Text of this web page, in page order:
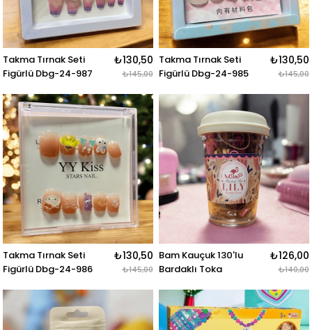
Takma Tırnak Seti
Figürlü Dbg-24-987
₺130,50
₺145,00
Takma Tırnak Seti
Figürlü Dbg-24-985
₺130,50
₺145,00
Takma Tırnak Seti
Figürlü Dbg-24-986
₺130,50
₺145,00
Bam Kauçuk 130'lu
Bardaklı Toka
₺126,00
₺140,00